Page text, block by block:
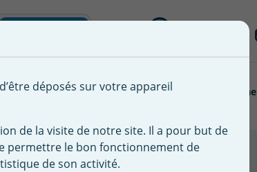
Autour de la Piscine Matériel de piscine
Polytropic
déposés sur votre appareil
de la visite de notre site. Il a pour but de
permettre le bon fonctionnement de
de son activité.